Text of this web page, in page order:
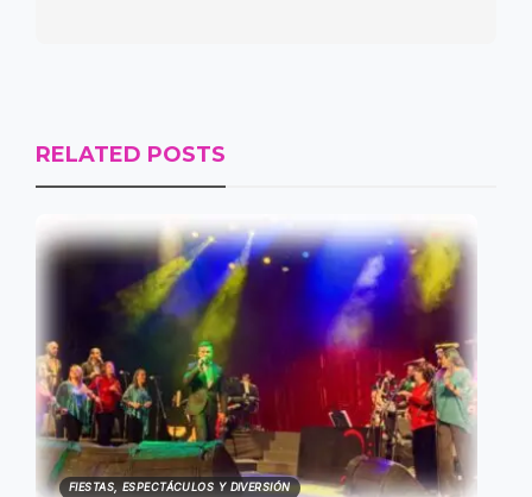
RELATED POSTS
FIESTAS, ESPECTÁCULOS Y DIVERSIÓN